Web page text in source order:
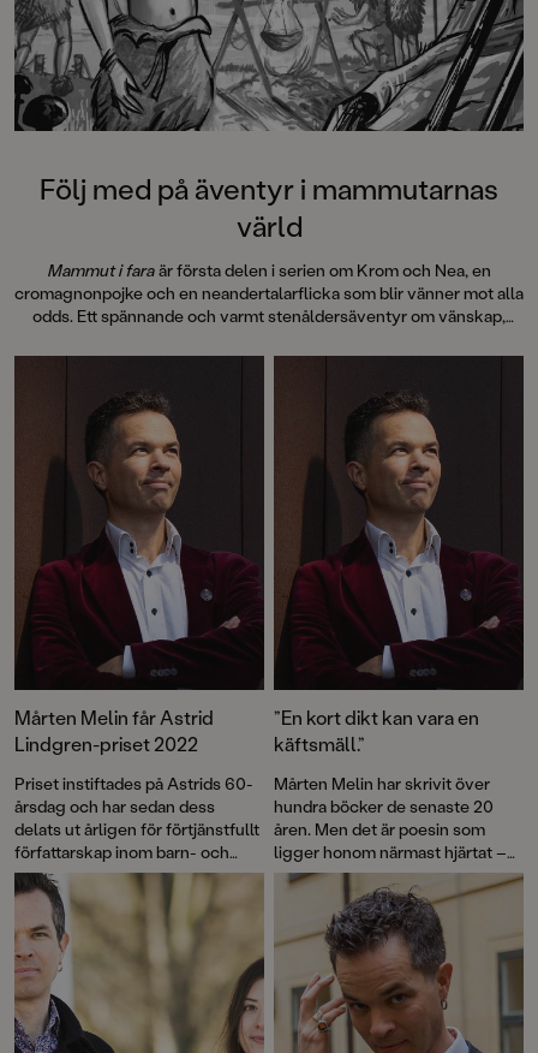
Följ med på äventyr i mammutarnas
värld
Mammut i faraär första delen i serien om Krom och Nea, en
cromagnonpojke och en neandertalarflicka som blir vänner mot alla
odds. Ett spännande och varmt stenåldersäventyr om vänskap,
genomillustrerad med fina svartvita bilder av Mattias Olsson.
Mårten Melin får Astrid
Lindgren-priset 2022
Priset instiftades på Astrids 60-
årsdag och har sedan dess
delats ut årligen för förtjänstfullt
författarskap inom barn- och
ungdomslitteraturen.
”En kort dikt kan vara en
käftsmäll.”
Mårten Melin har skrivit över
hundra böcker de senaste 20
åren. Men det är poesin som
ligger honom närmast hjärtat –
något han förmedlat till
tusentals barn. Men rimmen
skippar han helst.